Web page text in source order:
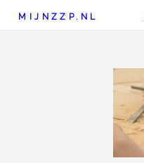
MIJNZZP.NL